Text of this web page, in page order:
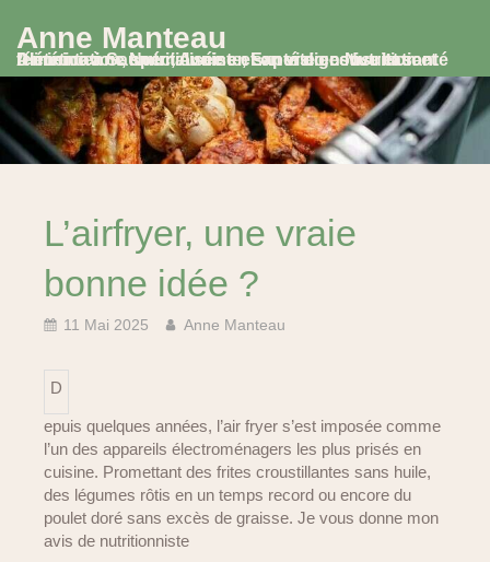
Anne Manteau
Diététicienne Nutritionniste, Experte en Nutrition et Alimentation, spécialisée en santé digestive et santé féminine à Saumur, Avoine et en visio consultation
L’airfryer, une vraie
bonne idée ?
11 Mai 2025 Anne Manteau
D
epuis quelques années, l’air fryer s’est imposée comme
l’un des appareils électroménagers les plus prisés en
cuisine. Promettant des frites croustillantes sans huile,
des légumes rôtis en un temps record ou encore du
poulet doré sans excès de graisse. Je vous donne mon
avis de nutritionniste